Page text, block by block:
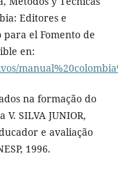
Editores e
el Fomento de
en:
na formação do
SILVA JUNIOR,
e avaliação
1996.